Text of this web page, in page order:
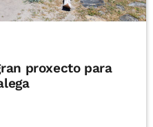
proxecto para